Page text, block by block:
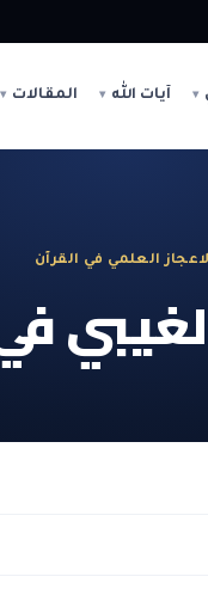
آيات الله المقالات
العلمي في القرآن